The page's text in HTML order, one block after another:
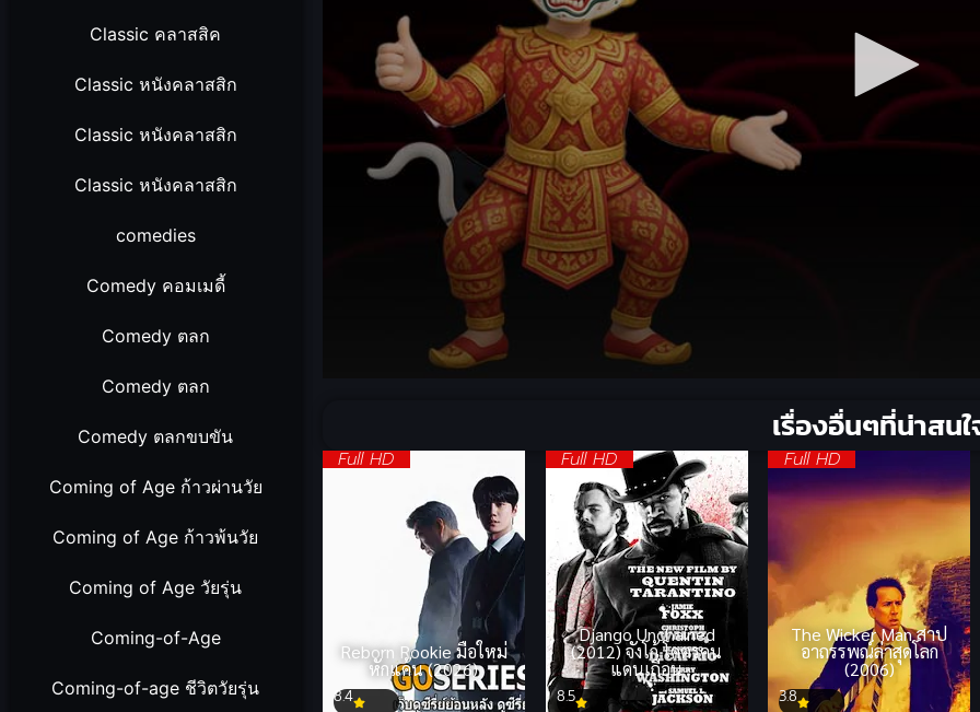
Classic คลาสสิค
Classic หนังคลาสสิก
Classic หนังคลาสสิก
Classic หนังคลาสสิก
comedies
Comedy คอมเมดี้
Comedy ตลก
Comedy ตลก
Comedy ตลกขบขัน
Coming of Age ก้าวผ่านวัย
Coming of Age ก้าวพ้นวัย
Coming of Age วัยรุ่น
Coming-of-Age
Coming-of-age ชีวิตวัยรุ่น
เรื่องอื่นๆที่น่าสน
Full HD
Reborn Rookie มือใหม่
หักแค้น (2026)
8.4
Full HD
Django Unchained
(2012) จังโก้ โคตรคน
แดนเถื่อน
8.5
Full HD
The Wicker Man สาป
อาถรรพณ์ล่าสุดโลก
(2006)
3.8